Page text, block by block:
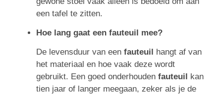
een tafel te zitten.
Hoe lang gaat een fauteuil mee?
De levensduur van een fauteuil
hangt af van
het materiaal en hoe vaak deze wordt
gebruikt. Een goed onderhouden fauteuil
kan
tien jaar of langer meegaan, zeker als je de